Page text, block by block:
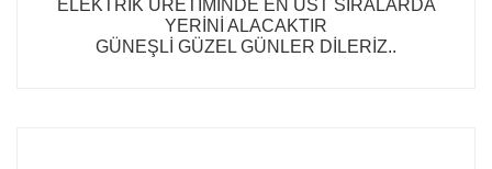
ELEKTRİK ÜRETİMİNDE EN ÜST SIRALARDA
YERİNİ ALACAKTIR
GÜNEŞLİ GÜZEL GÜNLER DİLERİZ..